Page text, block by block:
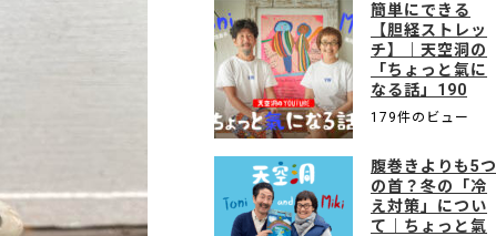
簡単にできる
【胆経ストレッ
チ】｜天空洞の
「ちょっと氣に
なる話」190
179件のビュー
腹巻きよりも5つ
の首？冬の「冷
え対策」につい
て｜ちょっと氣